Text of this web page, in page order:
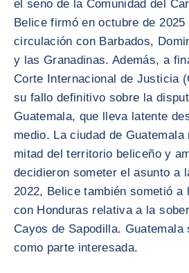
el seno de la Comunidad del
Belice firmó en octubre de
circulación con Barbados,
y las Granadinas. Además, a
Corte Internacional de Justicia
su fallo definitivo sobre la
Guatemala, que lleva latente
medio. La ciudad de
mitad del territorio beliceño y
decidieron someter el asunto a
2022, Belice también sometió a
con Honduras relativa a la
Cayos de Sapodilla.
como parte interesada.